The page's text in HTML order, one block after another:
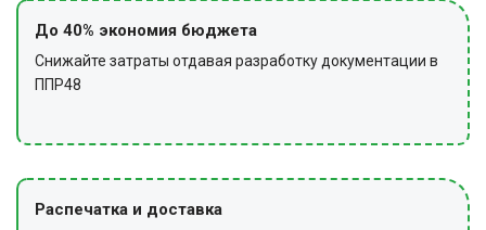
До 40% экономия бюджета
Снижайте затраты отдавая разработку документации в
ППР48
Распечатка и доставка